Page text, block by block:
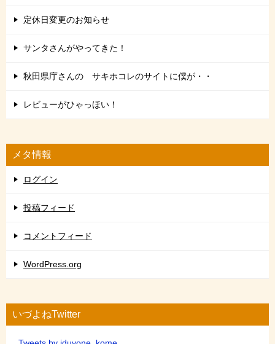
定休日変更のお知らせ
サンタさんがやってきた！
秋田県庁さんの サキホコレのサイトに僕が・・
レビューがひゃっほい！
メタ情報
ログイン
投稿フィード
コメントフィード
WordPress.org
いづよねTwitter